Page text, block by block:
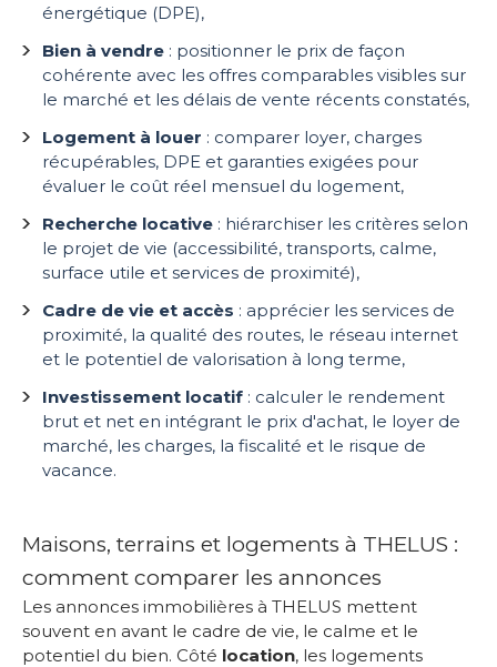
énergétique (DPE),
Bien à vendre : positionner le prix de façon
cohérente avec les offres comparables visibles sur
le marché et les délais de vente récents constatés,
Logement à louer : comparer loyer, charges
récupérables, DPE et garanties exigées pour
évaluer le coût réel mensuel du logement,
Recherche locative : hiérarchiser les critères selon
le projet de vie (accessibilité, transports, calme,
surface utile et services de proximité),
Cadre de vie et accès : apprécier les services de
proximité, la qualité des routes, le réseau internet
et le potentiel de valorisation à long terme,
Investissement locatif : calculer le rendement
brut et net en intégrant le prix d'achat, le loyer de
marché, les charges, la fiscalité et le risque de
vacance.
Maisons, terrains et logements à THELUS :
comment comparer les annonces
Les annonces immobilières à THELUS mettent
souvent en avant le cadre de vie, le calme et le
potentiel du bien. Côté location, les logements